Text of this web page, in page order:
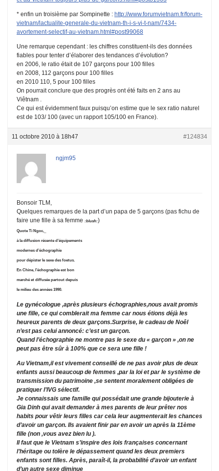
* enfin un troisième par Sompinette : http://www.forumvietnam.fr/forum-
vietnam/lactualite-generale-du-vietnam-th-i-s-vi-t-nam/7434-
avortement-selectif-au-vietnam.html#post99068
Une remarque cependant : les chiffres constituent-ils des données
fiables pour tenter d’élaborer des tendances d’évolution?
en 2006, le ratio était de 107 garçons pour 100 filles
en 2008, 112 garçons pour 100 filles
en 2010 110, 5 pour 100 filles
On pourrait conclure que des progrès ont été faits en 2 ans au
Viêtnam .
Ce qui est évidemment faux puisqu’on estime que le sex ratio naturel
est de 103/ 100 (avec un rapport 105/100 en France).
11 octobre 2010 à 18h47 #124834
ngjm95
Bonsoir TLM,
Quelques remarques de la part d’un papa de 5 garçons (pas fichu de
faire une fille à sa femme :blush:)
Quote Ti Ngoc,_
à la diffusion récente d’équipements
modernes d’échographie
pour dépister le sexe des foetus.
En Chine, l’échographie est bon
marché et diffusée partout depuis
le milieu des années 1990.
Le gynécologue ,après plusieurs échographies,nous avait promis
une fille, ce qui comblerait ma femme car nous étions déjà les
heureux parents de deux garçons.Surprise, le cadeau de Noêl
n’est pas celui annoncé: c’est un garçon.
Quand l’échographie ne montre pas le sexe du « garçon » ,on ne
peut pas être sûr à 100% que ce sera une fille !
Au Vietnam,il est vivement conseillé de ne pas avoir plus de deux
enfants aussi beaucoup de femmes ,par la loi et par le système de
transmission du patrimoine ,se sentent moralement obligées de
pratiquer l’IVG sélectif.
Je connaissais une famille qui possédait une grande bijouterie à
Gia Dinh qui avait demander à mes parents de leur prêter nos
habits pour vêtir leurs filles car cela leur augmenterait les chances
d’avoir un garçon. Ils avaient finir par en avoir un après la 11ème
fille (non ,vous avez bien lu ).
Il faut que le Vietnam s’inspire des lois françaises concernant
l’héritage ou tolère le dépassement quand les deux premiers
enfants sont filles. Après, paraît-il, la probabilité d’avoir un enfant
d’un autre sexe diminue